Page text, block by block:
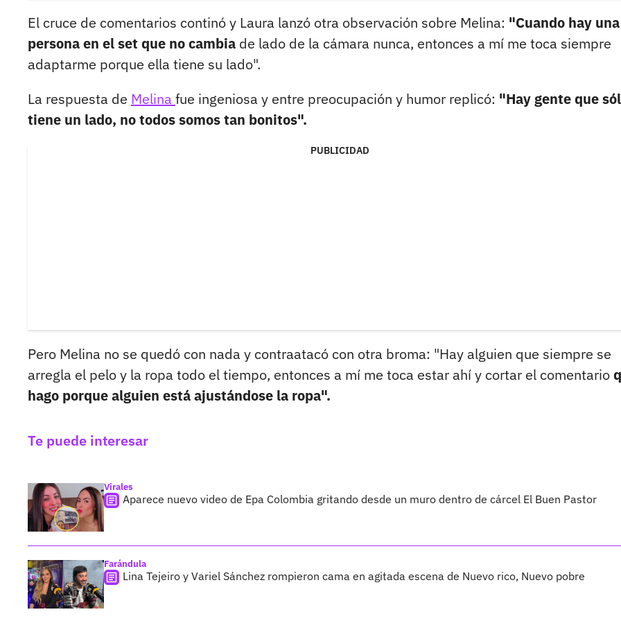
El cruce de comentarios continó y Laura lanzó otra observación sobre Melina: "Cuando hay una
persona en el set que no cambia de lado de la cámara nunca, entonces a mí me toca siempre
adaptarme porque ella tiene su lado".
La respuesta de Melina fue ingeniosa y entre preocupación y humor replicó: "Hay gente que
tiene un lado, no todos somos tan bonitos".
PUBLICIDAD
Pero Melina no se quedó con nada y contraatacó con otra broma: "Hay alguien que siempre se
arregla el pelo y la ropa todo el tiempo, entonces a mí me toca estar ahí y cortar el comentario
hago porque alguien está ajustándose la ropa".
Te puede interesar
Virales
Aparece nuevo video de Epa Colombia gritando desde un muro dentro de cárcel El Buen Pastor
Farándula
Lina Tejeiro y Variel Sánchez rompieron cama en agitada escena de Nuevo rico, Nuevo pobre